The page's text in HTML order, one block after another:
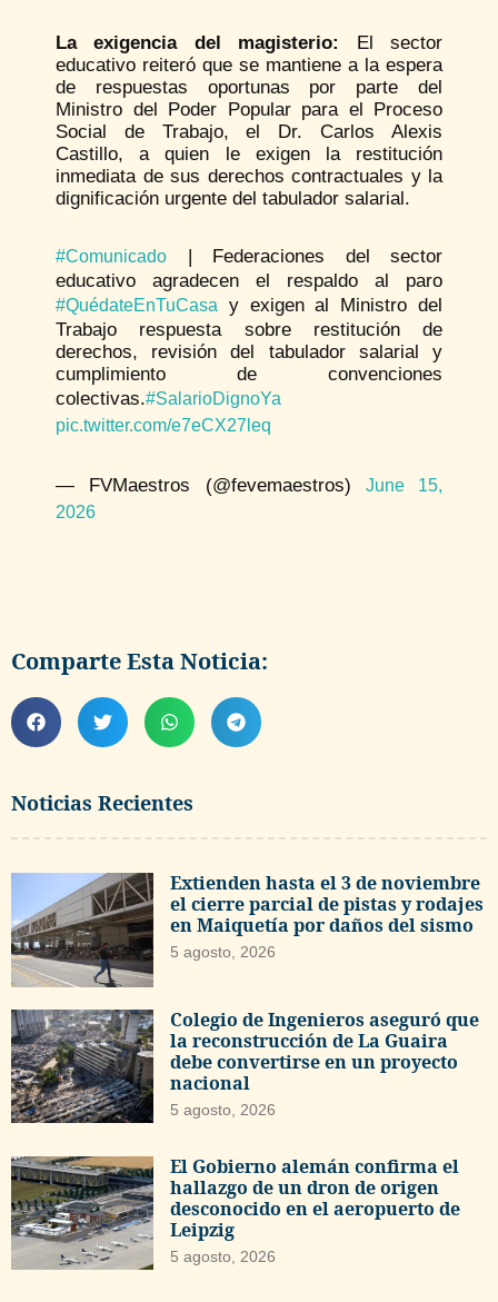
Noticias Recientes
Extienden hasta el 3 de noviembre
el cierre parcial de pistas y rodajes
en Maiquetía por daños del sismo
5 agosto, 2026
Colegio de Ingenieros aseguró que
la reconstrucción de La Guaira
debe convertirse en un proyecto
nacional
5 agosto, 2026
El Gobierno alemán confirma el
hallazgo de un dron de origen
desconocido en el aeropuerto de
Leipzig
5 agosto, 2026
La exigencia del magisterio:
El sector
educativo reiteró que se mantiene a la espera
de respuestas oportunas por parte del
Ministro del Poder Popular para el Proceso
Social de Trabajo, el Dr. Carlos Alexis
Castillo, a quien le exigen la restitución
inmediata de sus derechos contractuales y la
dignificación urgente del tabulador salarial.
#Comunicado | Federaciones del sector
educativo agradecen el respaldo al paro
#QuédateEnTuCasa
y exigen al Ministro del
Trabajo respuesta sobre restitución de
derechos, revisión del tabulador salarial y
cumplimiento de convenciones
colectivas.#SalarioDignoYa
pic.twitter.com/e7eCX27leq
— FVMaestros (@fevemaestros) June 15,
2026
Comparte Esta Noticia: